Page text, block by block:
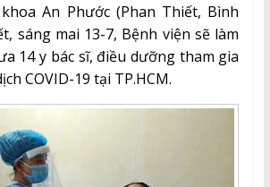
An Phước (Phan Thiết, Bình
sáng mai 13-7, Bệnh viện sẽ làm
14 y bác sĩ, điều dưỡng tham gia
COVID-19 tại TP.HCM.